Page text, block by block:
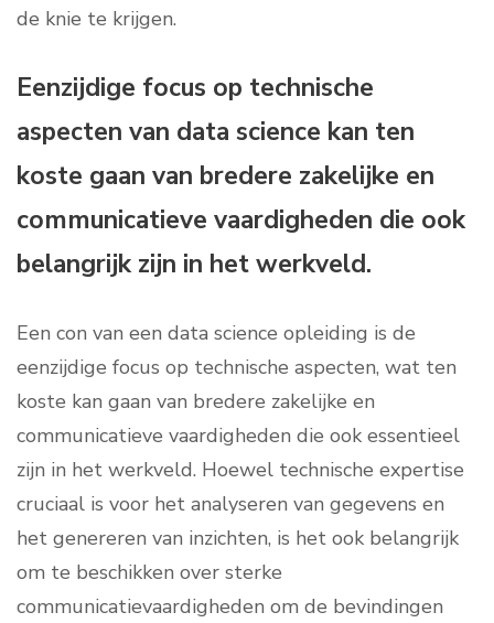
de knie te krijgen.
Eenzijdige focus op technische
aspecten van data science kan ten
koste gaan van bredere zakelijke en
communicatieve vaardigheden die ook
belangrijk zijn in het werkveld.
Een con van een data science opleiding is de
eenzijdige focus op technische aspecten, wat ten
koste kan gaan van bredere zakelijke en
communicatieve vaardigheden die ook essentieel
zijn in het werkveld. Hoewel technische expertise
cruciaal is voor het analyseren van gegevens en
het genereren van inzichten, is het ook belangrijk
om te beschikken over sterke
communicatievaardigheden om de bevindingen